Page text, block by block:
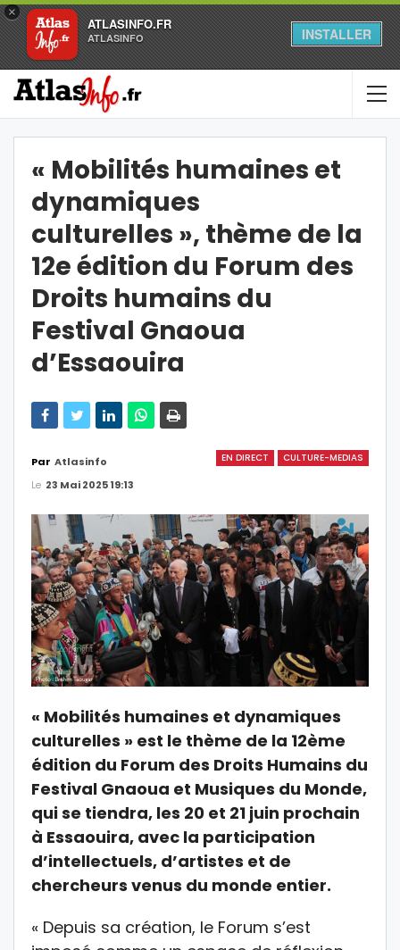
×
ATLASINFO.FR
ATLASINFO INSTALLER
« Mobilités humaines et
dynamiques
culturelles », thème de la
12e édition du Forum des
Droits humains du
Festival Gnaoua
d’Essaouira
EN DIRECT CULTURE-MEDIAS
Par Atlasinfo
Le 23 Mai 2025 19:13
« Mobilités humaines et dynamiques
culturelles » est le thème de la 12ème
édition du Forum des Droits Humains du
Festival Gnaoua et Musiques du Monde,
qui se tiendra, les 20 et 21 juin prochain
à Essaouira, avec la participation
d’intellectuels, d’artistes et de
chercheurs venus du monde entier.
« Depuis sa création, le Forum s’est